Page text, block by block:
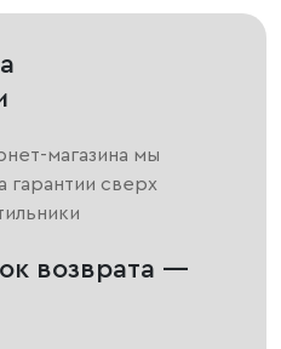
магазина мы
гарантии сверх
возврата —